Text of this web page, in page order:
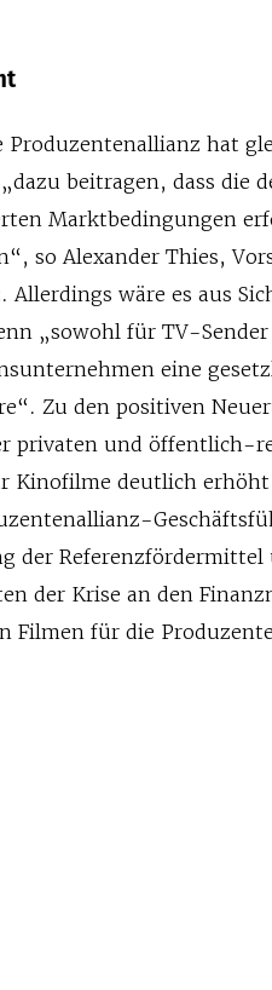
Produzentenallianz hat
beitragen, dass die
Marktbedingungen
so Alexander Thies,
Allerdings wäre es aus
„sowohl für TV-
eine
Zu den positiven
privaten und öffentlich-
Kinofilme deutlich
der
der Krise an den
Filmen für die